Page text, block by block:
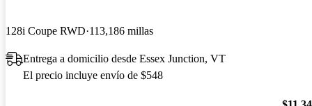
128i Coupe RWD 113,186 millas
Entrega a domicilio desde Essex Junction, VT
El precio incluye envío de $548